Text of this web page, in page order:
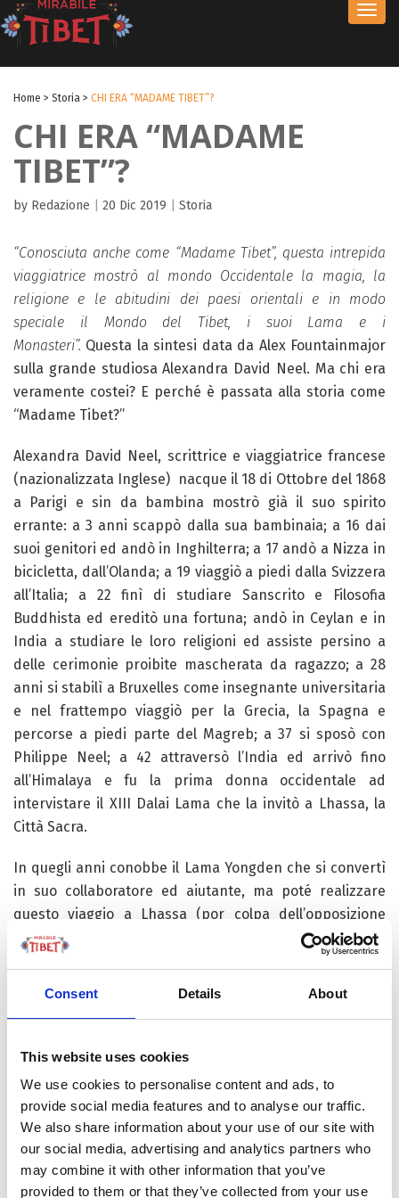
Consent Details About
This website uses cookies
We use cookies to personalise content and ads, to
provide social media features and to analyse our traffic.
We also share information about your use of our site with
our social media, advertising and analytics partners who
may combine it with other information that you’ve
provided to them or that they’ve collected from your use
Home > Storia > CHI ERA “MADAME TIBET”?
CHI ERA “MADAME
TIBET”?
by Redazione 20 Dic 2019 Storia
“Conosciuta anche come “Madame Tibet”, questa intrepida
viaggiatrice mostrò al mondo Occidentale la magia, la
religione e le abitudini dei paesi orientali e in modo
speciale il Mondo del Tibet, i suoi Lama e i
Monasteri”. Questa la sintesi data da Alex Fountainmajor
sulla grande studiosa Alexandra David Neel. Ma chi era
veramente costei? E perché è passata alla storia come
“Madame Tibet?”
Alexandra David Neel, scrittrice e viaggiatrice francese
(nazionalizzata Inglese) nacque il 18 di Ottobre del 1868
a Parigi e sin da bambina mostrò già il suo spirito
errante: a 3 anni scappò dalla sua bambinaia; a 16 dai
suoi genitori ed andò in Inghilterra; a 17 andò a Nizza in
bicicletta, dall’Olanda; a 19 viaggiò a piedi dalla Svizzera
all’Italia; a 22 finì di studiare Sanscrito e Filosofia
Buddhista ed ereditò una fortuna; andò in Ceylan e in
India a studiare le loro religioni ed assiste persino a
delle cerimonie proibite mascherata da ragazzo; a 28
anni si stabilì a Bruxelles come insegnante universitaria
e nel frattempo viaggiò per la Grecia, la Spagna e
percorse a piedi parte del Magreb; a 37 si sposò con
Philippe Neel; a 42 attraversò l’India ed arrivò fino
all’Himalaya e fu la prima donna occidentale ad
intervistare il XIII Dalai Lama che la invitò a Lhassa, la
Città Sacra.
In quegli anni conobbe il Lama Yongden che si convertì
in suo collaboratore ed aiutante, ma poté realizzare
questo viaggio a Lhassa (por colpa dell’opposizione
inglese ed altre avventure) solo dopo cinque tentativi e
dopo 11 anni, cioè, a 56 anni e dopo aver viaggiato per il
all’età di 101 anni.
Tra le sue opere (più di 40) ci sono:“Magia d’Amore e
Magia Nera”
“Il Lama delle Cinque Saggezze”
Mistici del Tibet”
“Gli Insegnamenti Segreti del Buddhismo
Tibetano”,“Iniziazioni ed Iniziati del Tibet”, “La Conoscenza
Trascendente”,“Testi Tibetani Inediti”, “Viaggio di una